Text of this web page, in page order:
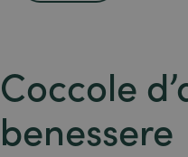
Coccole
benessere